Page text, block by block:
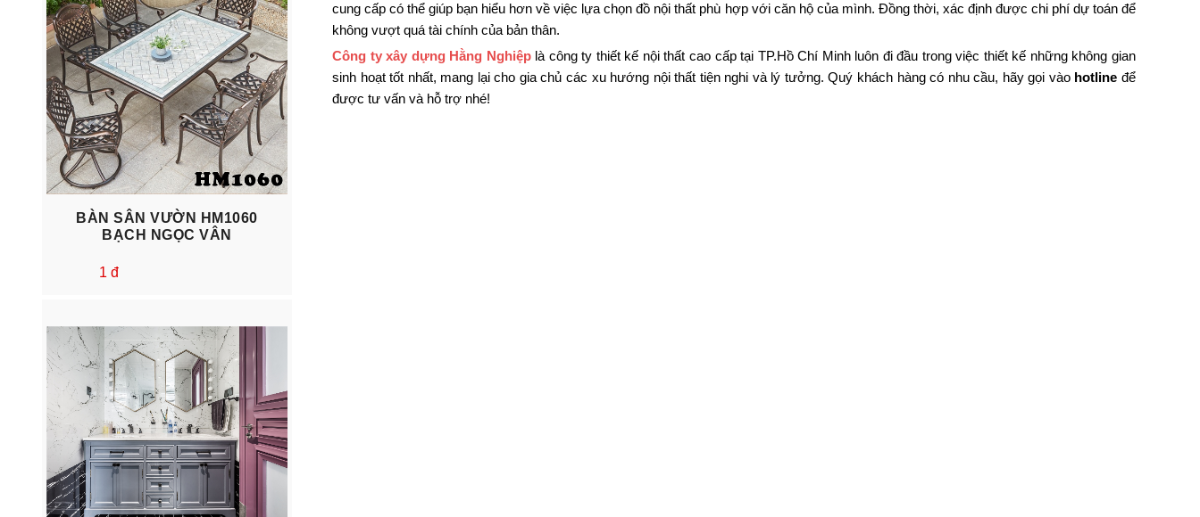
BÀN SÂN VƯỜN HM1060
BẠCH NGỌC VÂN
1 đ
cung cấp có thể giúp bạn hiểu hơn về việc lựa chọn đồ nội thất phù hợp với căn hộ của mình. Đồng thời, xác định được chi phí dự toán để
không vượt quá tài chính của bản thân.
Công ty xây dựng Hằng Nghiệplà công ty thiết kế nội thất cao cấp tại TP.Hồ Chí Minh luôn đi đầu trong việc thiết kế những không gian
sinh hoạt tốt nhất, mang lại cho gia chủ các xu hướng nội thất tiện nghi và lý tưởng. Quý khách hàng có nhu cầu, hãy gọi vào hotline để
được tư vấn và hỗ trợ nhé!